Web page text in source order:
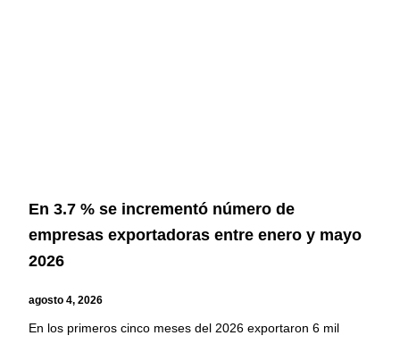
En 3.7 % se incrementó número de
empresas exportadoras entre enero y mayo
2026
agosto 4, 2026
En los primeros cinco meses del 2026 exportaron 6 mil